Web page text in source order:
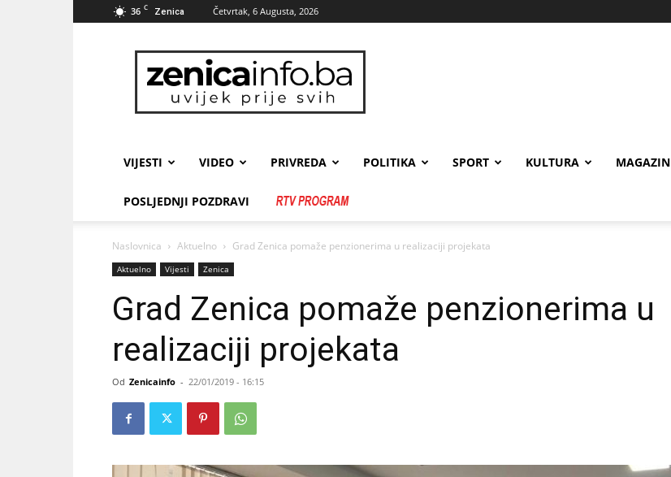
36 C Zenica Četvrtak, 6 Augusta, 2026
zenicainfo.ba
VIJESTI VIDEO PRIVREDA POLITIKA SPORT KULTURA MAGAZIN
POSLJEDNJI POZDRAVI
Naslovnica Aktuelno Grad Zenica pomaže penzionerima u realizaciji projekata
Aktuelno Vijesti Zenica
Grad Zenica pomaže penzionerima u
realizaciji projekata
Od Zenicainfo - 22/01/2019 - 16:15